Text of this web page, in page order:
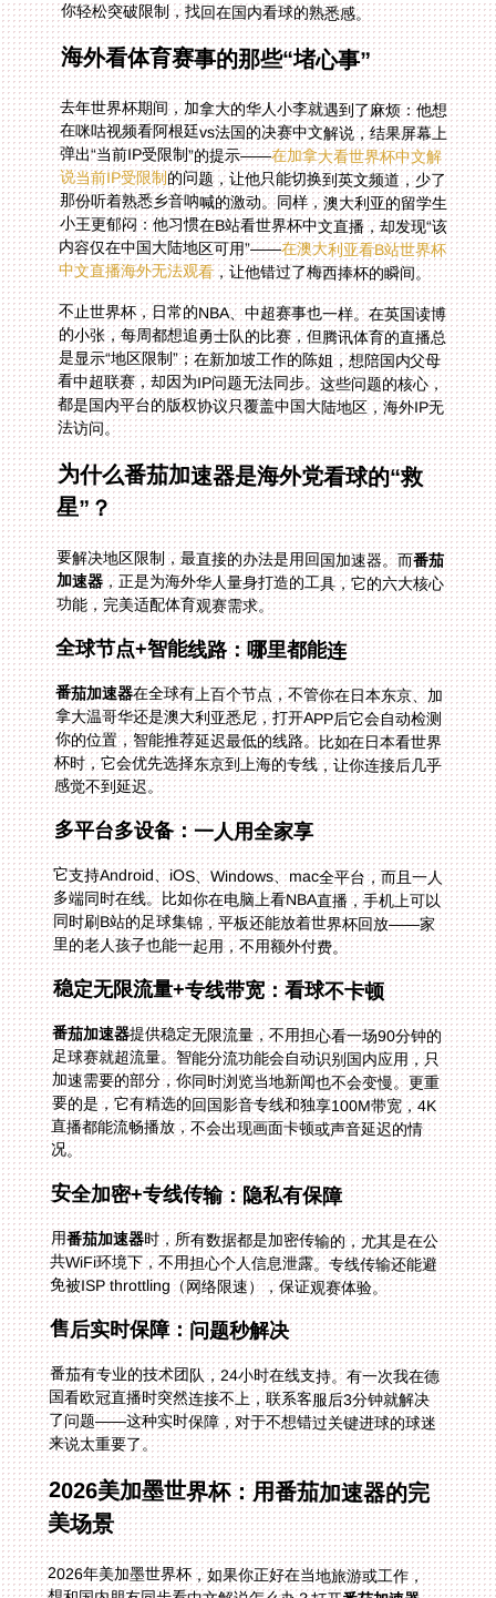
你轻松突破限制，找回在国内看球的熟悉感。
海外看体育赛事的那些“堵心事”
去年世界杯期间，加拿大的华人小李就遇到了麻烦：他想
在咪咕视频看阿根廷vs法国的决赛中文解说，结果屏幕上
弹出“当前IP受限制”的提示——在加拿大看世界杯中文解
说当前IP受限制的问题，让他只能切换到英文频道，少了
那份听着熟悉乡音呐喊的激动。同样，澳大利亚的留学生
小王更郁闷：他习惯在B站看世界杯中文直播，却发现“该
内容仅在中国大陆地区可用”——在澳大利亚看B站世界杯
中文直播海外无法观看，让他错过了梅西捧杯的瞬间。
不止世界杯，日常的NBA、中超赛事也一样。在英国读博
的小张，每周都想追勇士队的比赛，但腾讯体育的直播总
是显示“地区限制”；在新加坡工作的陈姐，想陪国内父母
看中超联赛，却因为IP问题无法同步。这些问题的核心，
都是国内平台的版权协议只覆盖中国大陆地区，海外IP无
法访问。
为什么番茄加速器是海外党看球的“救
星”？
要解决地区限制，最直接的办法是用回国加速器。而番茄
加速器，正是为海外华人量身打造的工具，它的六大核心
功能，完美适配体育观赛需求。
全球节点+智能线路：哪里都能连
番茄加速器在全球有上百个节点，不管你在日本东京、加
拿大温哥华还是澳大利亚悉尼，打开APP后它会自动检测
你的位置，智能推荐延迟最低的线路。比如在日本看世界
杯时，它会优先选择东京到上海的专线，让你连接后几乎
感觉不到延迟。
多平台多设备：一人用全家享
它支持Android、iOS、Windows、mac全平台，而且一人
多端同时在线。比如你在电脑上看NBA直播，手机上可以
同时刷B站的足球集锦，平板还能放着世界杯回放——家
里的老人孩子也能一起用，不用额外付费。
稳定无限流量+专线带宽：看球不卡顿
番茄加速器提供稳定无限流量，不用担心看一场90分钟的
足球赛就超流量。智能分流功能会自动识别国内应用，只
加速需要的部分，你同时浏览当地新闻也不会变慢。更重
要的是，它有精选的回国影音专线和独享100M带宽，4K
直播都能流畅播放，不会出现画面卡顿或声音延迟的情
况。
安全加密+专线传输：隐私有保障
用番茄加速器时，所有数据都是加密传输的，尤其是在公
共WiFi环境下，不用担心个人信息泄露。专线传输还能避
免被ISP throttling（网络限速），保证观赛体验。
售后实时保障：问题秒解决
番茄有专业的技术团队，24小时在线支持。有一次我在德
国看欧冠直播时突然连接不上，联系客服后3分钟就解决
了问题——这种实时保障，对于不想错过关键进球的球迷
来说太重要了。
2026美加墨世界杯：用番茄加速器的完
美场景
2026年美加墨世界杯，如果你正好在当地旅游或工作，